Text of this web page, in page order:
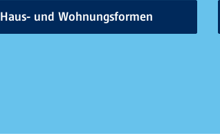
Haus- und Wohnungsformen